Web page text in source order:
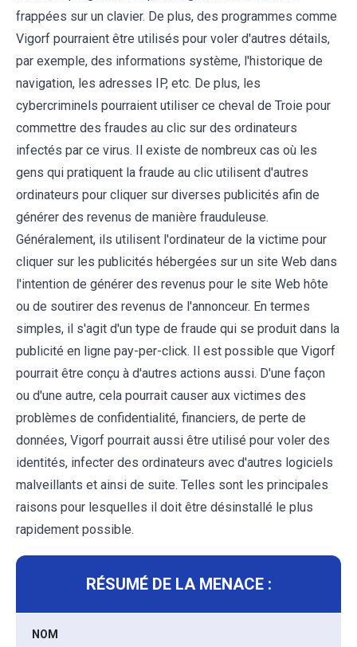
frappées sur un clavier. De plus, des programmes comme
Vigorf pourraient être utilisés pour voler d'autres détails,
par exemple, des informations système, l'historique de
navigation, les adresses IP, etc. De plus, les
cybercriminels pourraient utiliser ce cheval de Troie pour
commettre des fraudes au clic sur des ordinateurs
infectés par ce virus. Il existe de nombreux cas où les
gens qui pratiquent la fraude au clic utilisent d'autres
ordinateurs pour cliquer sur diverses publicités afin de
générer des revenus de manière frauduleuse.
Généralement, ils utilisent l'ordinateur de la victime pour
cliquer sur les publicités hébergées sur un site Web dans
l'intention de générer des revenus pour le site Web hôte
ou de soutirer des revenus de l'annonceur. En termes
simples, il s'agit d'un type de fraude qui se produit dans la
publicité en ligne pay-per-click. Il est possible que Vigorf
pourrait être conçu à d'autres actions aussi. D'une façon
ou d'une autre, cela pourrait causer aux victimes des
problèmes de confidentialité, financiers, de perte de
données, Vigorf pourrait aussi être utilisé pour voler des
identités, infecter des ordinateurs avec d'autres logiciels
malveillants et ainsi de suite. Telles sont les principales
raisons pour lesquelles il doit être désinstallé le plus
rapidement possible.
RÉSUMÉ DE LA MENACE :
NOM